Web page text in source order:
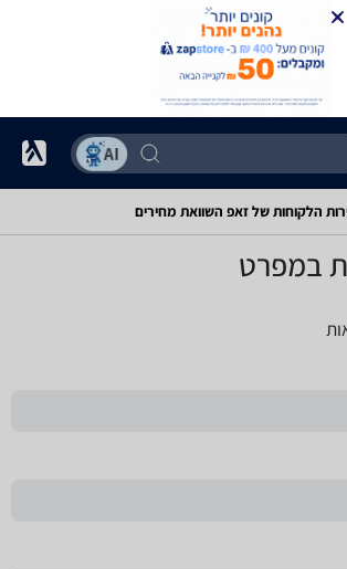
הלקוחות של זאפ השוואת מחירים
במפרט